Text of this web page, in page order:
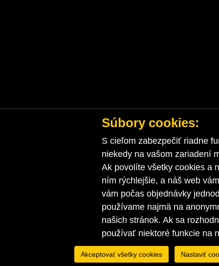
Súbory cookies:
S cieľom zabezpečiť riadne
niekedy na vašom zariadení
Ak povolíte všetky cookies a
ním rýchlejšie, a náš web
vám počas objednávky
používame najmä na
našich stránok. Ak sa
používať niektoré funkcie na
Akceptovať všetky cookies Nastaviť